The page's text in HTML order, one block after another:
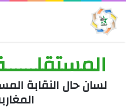
لسان حال النقابة